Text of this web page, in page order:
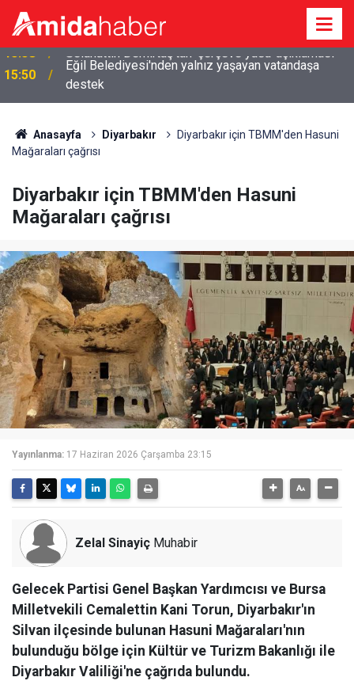
15:50
Eğil Belediyesi'nden yalnız yaşayan vatandaşa
destek
Anasayfa Diyarbakır
Diyarbakır için TBMM'den Hasuni
Mağaraları çağrısı
Diyarbakır için TBMM'den Hasuni
Mağaraları çağrısı
Yayınlanma: 17 Haziran 2026 Çarşamba 23:15
Zelal Sinayiç Muhabir
Gelecek Partisi Genel Başkan Yardımcısı ve Bursa
Milletvekili Cemalettin Kani Torun, Diyarbakır'ın
Silvan ilçesinde bulunan Hasuni Mağaraları'nın
bulunduğu bölge için Kültür ve Turizm Bakanlığı ile
Diyarbakır Valiliği'ne çağrıda bulundu.